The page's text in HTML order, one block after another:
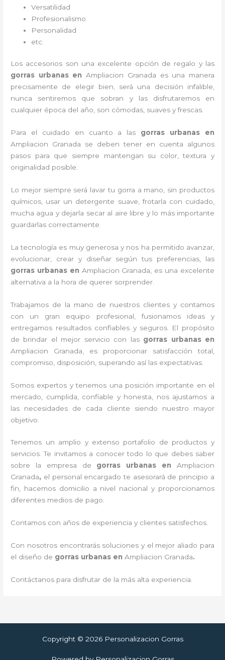
Versatilidad
Profesionalismo
Personalidad
etc.
Los accesorios son una excelente opción de regalo y las
gorras urbanas enAmpliacion Granada es una manera
precisamente de elegir bien, será una decisión infalible,
nunca sentiremos que sobran y las disfrutaremos en
cualquier época del año, son cómodas, suaves y frescas.
Para el cuidado en cuanto a las gorras urbanas en
Ampliacion Granada
se deben tener en cuenta algunos
pasos para que siempre mantengan su color, textura y
originalidad posible.
Lo mejor siempre será lavar tu gorra a mano, sin productos
químicos, usar un detergente suave, frotarla con cuidado,
mucha agua y dejarla secar al aire libre y lo más importante
guardarlas correctamente.
La tecnología es muy generosa y nos ha permitido avanzar,
evolucionar, crear y diseñar según tus preferencias, las
gorras urbanas en Ampliacion Granada, es una excelente
alternativa a la hora de querer sorprender.
Trabajamos de la mano de nuestros clientes y contamos
con un gran equipo profesional, fusionamos ideas y
entregamos resultados confiables y seguros. El propósito
de brindar el mejor servicio con las gorras urbanas en
Ampliacion Granada, es proporcionar satisfacción total,
compromiso, disposición, superando así las expectativas.
Somos expertos y tenemos una posición importante en el
mercado, cumplida, confiable y honesta, nos ajustamos a
las necesidades de cada cliente siendo nuestro mayor
objetivo.
Tenemos un amplio y extenso portafolio de productos y
servicios. Te invitamos a conocer todo lo que debes saber
sobre la empresa de gorras urbanas en Ampliacion
Granada, el personal encargado te asesorará de principio a
fin, hacemos domicilio a nivel nacional y proporcionamos
diferentes medios de pago.
Contamos con años de experiencia y clientes satisfechos.
Con nosotros encontrarás soluciones y el mejor aliado para
el diseño de gorras urbanas enAmpliacion Granada.
Contáctanos para disfrutar de la más alta experiencia.
Copyright © 2026 Personalizacion Gorras